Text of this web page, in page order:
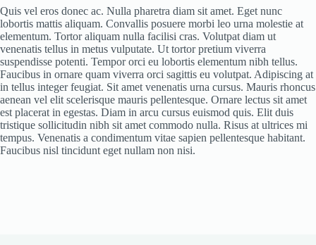
Quis vel eros donec ac. Nulla pharetra diam sit amet. Eget nunc
lobortis mattis aliquam. Convallis posuere morbi leo urna molestie at
elementum. Tortor aliquam nulla facilisi cras. Volutpat diam ut
venenatis tellus in metus vulputate. Ut tortor pretium viverra
suspendisse potenti. Tempor orci eu lobortis elementum nibh tellus.
Faucibus in ornare quam viverra orci sagittis eu volutpat. Adipiscing at
in tellus integer feugiat. Sit amet venenatis urna cursus. Mauris rhoncus
aenean vel elit scelerisque mauris pellentesque. Ornare lectus sit amet
est placerat in egestas. Diam in arcu cursus euismod quis. Elit duis
tristique sollicitudin nibh sit amet commodo nulla. Risus at ultrices mi
tempus. Venenatis a condimentum vitae sapien pellentesque habitant.
Faucibus nisl tincidunt eget nullam non nisi.